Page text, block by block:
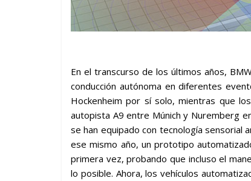
En el transcurso de los últimos años,
conducción autónoma en diferentes
Hockenheim por sí solo, mientras que
autopista A9 entre Múnich y Nuremberg
se han equipado con tecnología sensorial
ese mismo año, un prototipo
primera vez, probando que incluso el
lo posible. Ahora, los vehículos